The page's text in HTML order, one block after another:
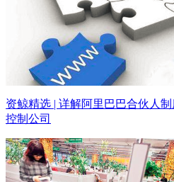
资鲸精选 | 详解阿里巴巴合伙人
控制公司